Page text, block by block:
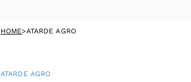
HOME>ATARDE AGRO
ATARDE AGRO